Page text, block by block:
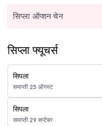
सिप्ला ऑप्शन चेन
सिप्ला फ्यूचर्स
सिपला
समाप्ती 25 ऑगस्ट
सिपला
समाप्ती 29 सप्टेंबर